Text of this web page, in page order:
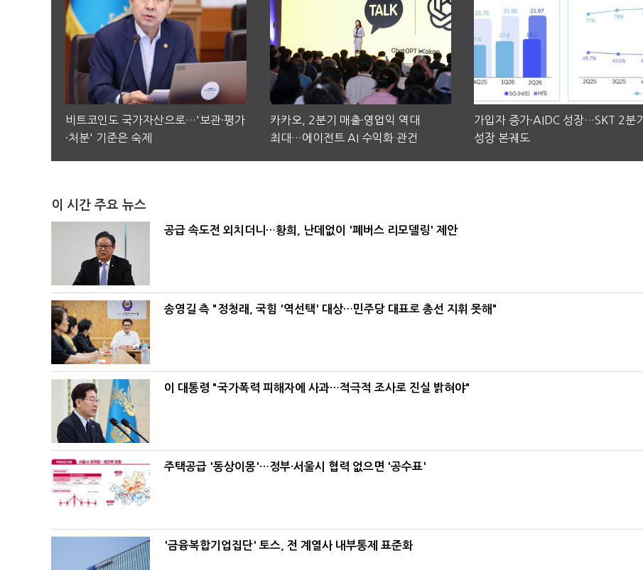
비트코인도 국가자산으로…'보관·평가
·처분' 기준은 숙제
카카오, 2분기 매출·영업익 역대
최대…에이전트 AI 수익화 관건
가입자 증가·AIDC 성장…SKT 2분기
성장 본궤도
이 시간 주요 뉴스
공급 속도전 외치더니…황희, 난데없이 '폐버스 리모델링' 제안
송영길 측 "정청래, 국힘 '역선택' 대상…민주당 대표로 총선 지휘 못해"
이 대통령 "국가폭력 피해자에 사과…적극적 조사로 진실 밝혀야"
주택공급 '동상이몽'…정부·서울시 협력 없으면 '공수표'
'금융복합기업집단' 토스, 전 계열사 내부통제 표준화